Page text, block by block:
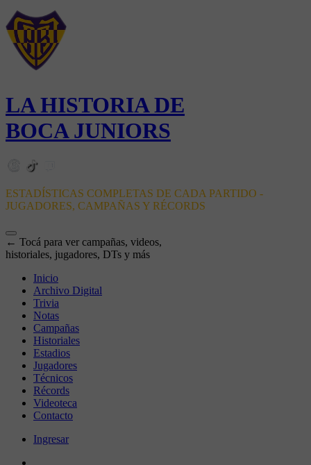
LA HISTORIA DE
BOCA JUNIORS
ESTADÍSTICAS COMPLETAS DE CADA PARTIDO -
JUGADORES, CAMPAÑAS Y RÉCORDS
← Tocá para ver campañas, videos,
historiales, jugadores, DTs y más
Inicio
Archivo Digital
Trivia
Notas
Campañas
Historiales
Estadios
Jugadores
Técnicos
Récords
Videoteca
Contacto
Ingresar